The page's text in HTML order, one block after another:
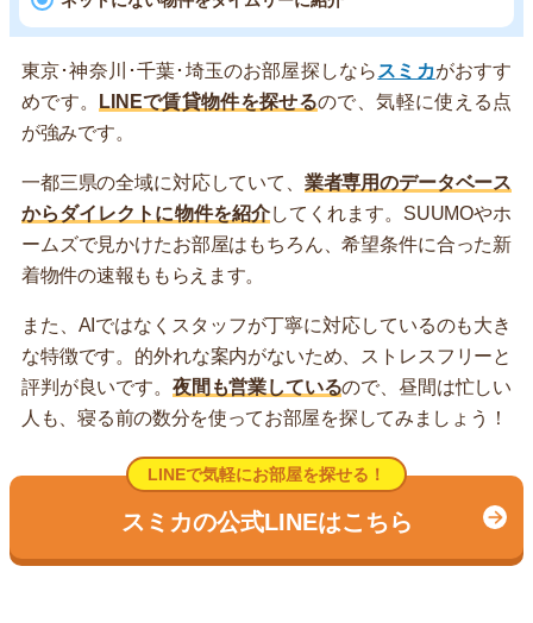
東京･神奈川･千葉･埼玉のお部屋探しなら スミカがおすす
めです。
LINEで賃貸物件を探せるので、気軽に使える点
が強みです。
一都三県の全域に対応していて、 業者専用のデータベース
からダイレクトに物件を紹介してくれます。SUUMOやホ
ームズで見かけたお部屋はもちろん、希望条件に合った新
着物件の速報ももらえます。
また、AIではなくスタッフが丁寧に対応しているのも大き
な特徴です。的外れな案内がないため、ストレスフリーと
評判が良いです。 夜間も営業しているので、昼間は忙しい
人も、寝る前の数分を使ってお部屋を探してみましょう！
LINEで気軽にお部屋を探せる！
スミカの公式LINEはこちら